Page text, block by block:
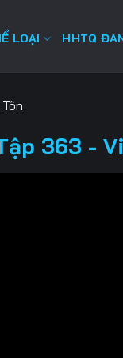
LOẠI HHTQ
363 -